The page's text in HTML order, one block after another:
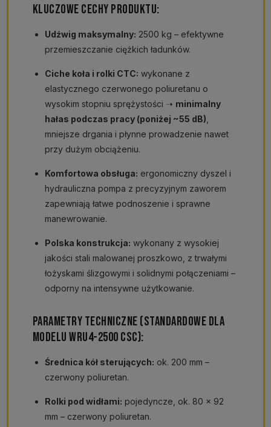
KLUCZOWE CECHY PRODUKTU:
Udźwig maksymalny: 2500 kg – efektywne
przemieszczanie ciężkich ładunków.
Ciche koła i rolki CTC: wykonane z
elastycznego czerwonego poliuretanu o
wysokim stopniu sprężystości ➝ minimalny
hałas podczas pracy (poniżej ~55 dB)
mniejsze drgania i płynne prowadzenie nawet
przy dużym obciążeniu.
Komfortowa obsługa: ergonomiczny dyszel i
hydrauliczna pompa z precyzyjnym zaworem
zapewniają łatwe podnoszenie i sprawne
manewrowanie.
Polska konstrukcja: wykonany z wysokiej
jakości stali malowanej proszkowo, z trwałymi
łożyskami ślizgowymi i solidnymi połączeniami –
odporny na intensywne użytkowanie.
PARAMETRY TECHNICZNE (STANDARDOWE DLA
MODELU WRU4-2500 CSC):
Średnica kół sterujących: ok. 200 mm –
czerwony poliuretan.
Rolki pod widłami: pojedyncze, ok. 80 × 92
mm – czerwony poliuretan.